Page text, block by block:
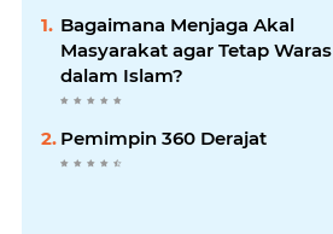
Bagaimana Menjaga Akal
Masyarakat agar Tetap Waras
dalam Islam?
Pemimpin 360 Derajat